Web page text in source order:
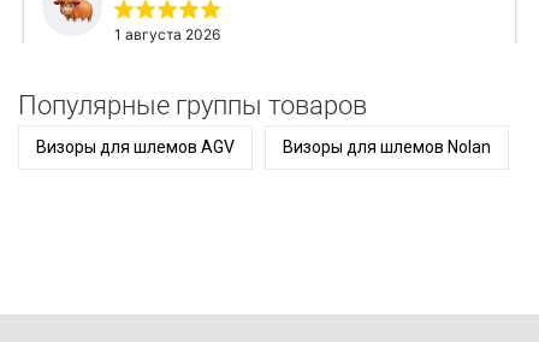
Популярные группы товаров
Визоры для шлемов AGV Визоры для шлемов Nolan